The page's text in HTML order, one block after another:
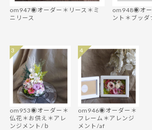
om947◉オーダー＊リース＊ミ
ニリース
om948◉オー
ント＊ブッダ
om953◉オーダー＊
仏花＊お供え＊アレ
ンジメント/ｂ
3
om946◉オーダー＊
フレーム＊アレンジ
メント/af
4